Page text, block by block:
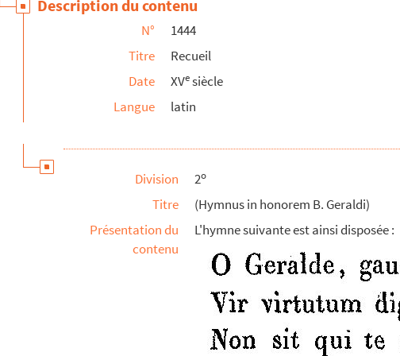
Augustino, Chrysostomo et aliis, secundum ordinem alphabe...
Viennensi edite (sive Clementinæ decretales, cum) e...
editus secundum hebraicam veritatem
ordinis Cisterciensis
dont les XXIV premiers sont en français et les autres e...
Description du contenu
N°
1444
Titre
Recueil
Date
XVesiècle
Langue
latin
Division 2o
Titre
(Hymnus in honorem B. Geraldi)
Présentation du
contenu
L'hymne suivante est ainsi disposée :